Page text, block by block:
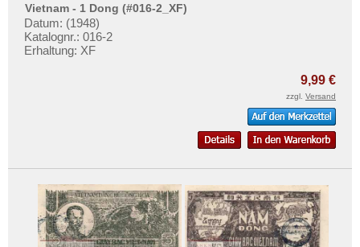
Testbanknoten
Banknotenbriefe
Kataloge
Kontakt
Informationen
Preislisten
Vietnam - 1 Dong (#016-2_XF)
Datum: (1948)
Katalognr.: 016-2
Erhaltung: XF
9,99 €
zzgl. Versand